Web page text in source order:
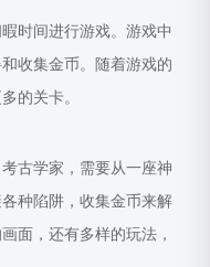
时间进行游戏。游戏中
收集金币。随着游戏的
的关卡。
古学家，需要从一座神
种陷阱，收集金币来解
面，还有多样的玩法，